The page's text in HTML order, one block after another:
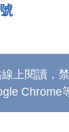
上閱讀，
Chrome